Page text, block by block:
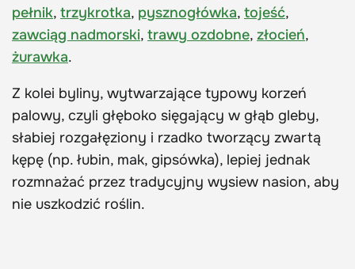
pełnik, trzykrotka, pysznogłówka, tojeść,
zawciąg nadmorski, trawy ozdobne, złocień,
żurawka.
Z kolei byliny, wytwarzające typowy korzeń
palowy, czyli głęboko sięgający w głąb gleby,
słabiej rozgałęziony i rzadko tworzący zwartą
kępę (np. łubin, mak, gipsówka), lepiej jednak
rozmnażać przez tradycyjny wysiew nasion, aby
nie uszkodzić roślin.